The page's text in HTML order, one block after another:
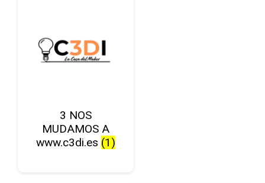
3 NOS
MUDAMOS A
www.c3di.es (1)